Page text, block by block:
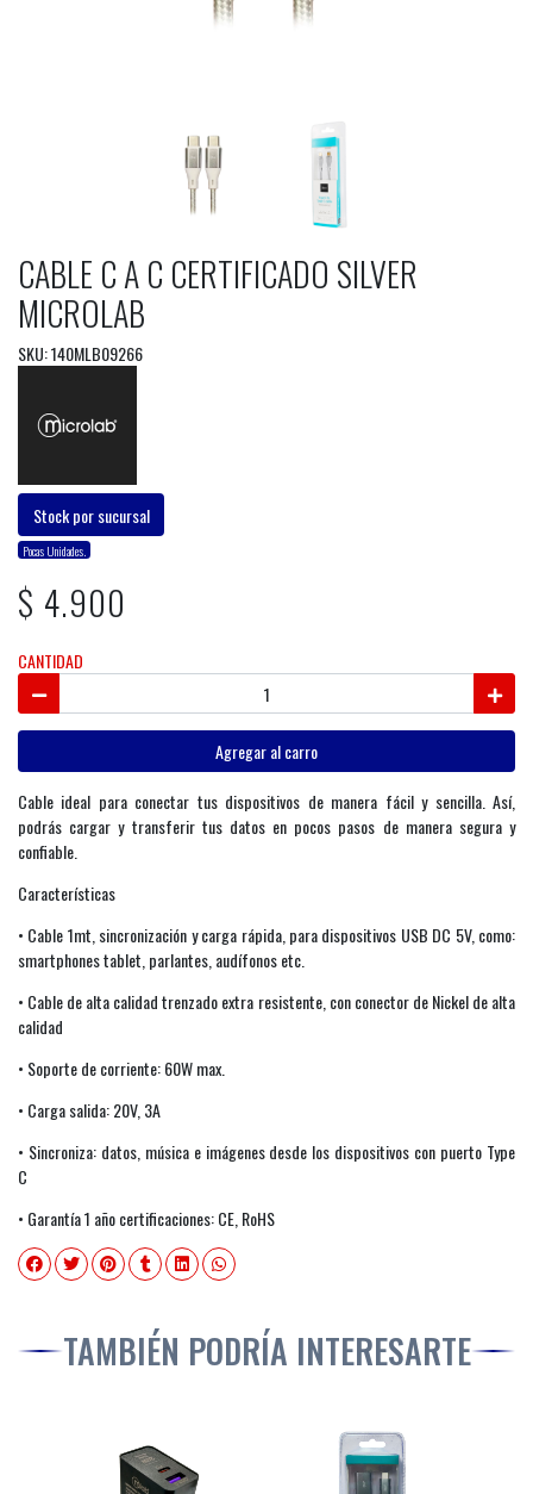
CABLE C A C CERTIFICADO SILVER
MICROLAB
SKU: 140MLB09266
Stock por sucursal
Pocas Unidades.
$ 4.900
CANTIDAD
Agregar al carro
Cable ideal para conectar tus dispositivos de manera fácil y sencilla. Así,
podrás cargar y transferir tus datos en pocos pasos de manera segura y
confiable.
Características
• Cable 1mt, sincronización y carga rápida, para dispositivos USB DC 5V, como:
smartphones tablet, parlantes, audífonos etc.
• Cable de alta calidad trenzado extra resistente, con conector de Nickel de alta
calidad
• Soporte de corriente: 60W max.
• Carga salida: 20V, 3A
• Sincroniza: datos, música e imágenes desde los dispositivos con puerto Type
C
• Garantía 1 año certificaciones: CE, RoHS
TAMBIÉN PODRÍA INTERESARTE